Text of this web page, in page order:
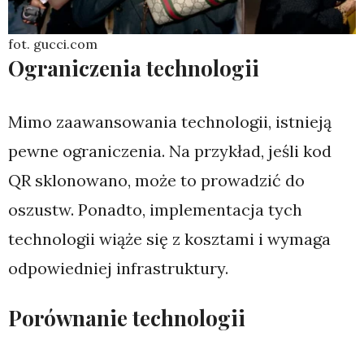
fot. gucci.com
Ograniczenia technologii
Mimo zaawansowania technologii, istnieją
pewne ograniczenia. Na przykład, jeśli kod
QR sklonowano, może to prowadzić do
oszustw. Ponadto, implementacja tych
technologii wiąże się z kosztami i wymaga
odpowiedniej infrastruktury.
Porównanie technologii